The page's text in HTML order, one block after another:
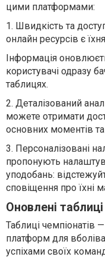
цими платформами:
1. Швидкість та
онлайн ресурсів є
Інформація
користувачі одразу
таблицях.
2. Деталізований
можете отримати
основних моментів
3. Персоналізовані
пропонують
уподобань:
сповіщення про їхні
Оновлені
Таблиці чемпіонатів
платформ для
успіхами своїх